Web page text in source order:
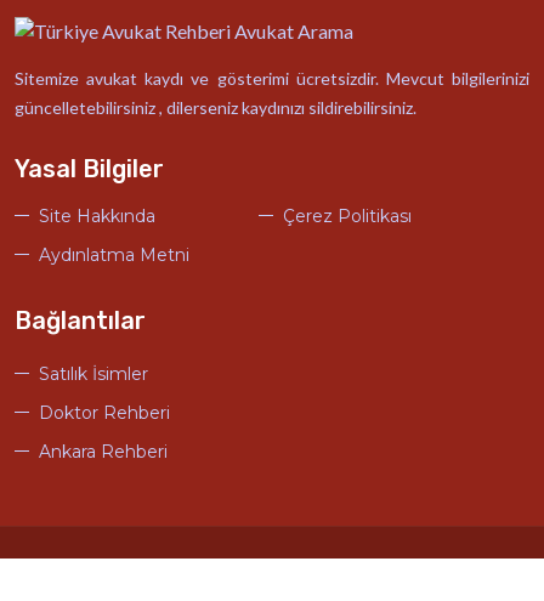
Sitemize avukat kaydı ve gösterimi ücretsizdir. Mevcut bilgilerinizi
güncelletebilirsiniz , dilerseniz kaydınızı sildirebilirsiniz.
Yasal Bilgiler
Site Hakkında
Çerez Politikası
Aydınlatma Metni
Bağlantılar
Satılık İsimler
Doktor Rehberi
Ankara Rehberi